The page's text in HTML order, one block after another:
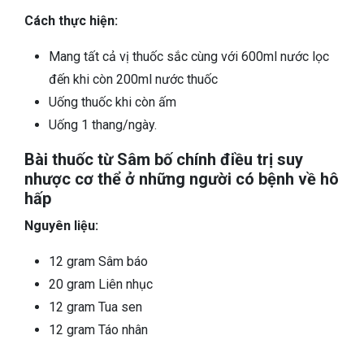
Cách thực hiện:
Mang tất cả vị thuốc sắc cùng với 600ml nước lọc
đến khi còn 200ml nước thuốc
Uống thuốc khi còn ấm
Uống 1 thang/ngày.
Bài thuốc từ Sâm bố chính điều trị suy
nhược cơ thể ở những người có bệnh về hô
hấp
Nguyên liệu:
12 gram Sâm báo
20 gram Liên nhục
12 gram Tua sen
12 gram Táo nhân